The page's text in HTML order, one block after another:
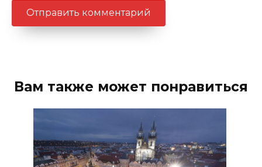
Вам также может понравиться